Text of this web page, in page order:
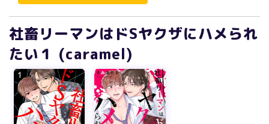
社畜リーマンはドSヤクザにハメられ
たい１ (caramel)